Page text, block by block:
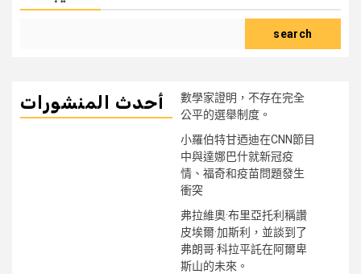
search
أحدث المنشورات
數學家證明，不存在完全
公平的選舉制度。
小羅伯特甘迺迪在CNN節目
中與達娜巴什就新冠疫
情、福奇和疫苗問題發生
衝突
弗拉維奧·布里亞托利稱讚
皮埃爾·加斯利，並談到了
弗朗哥·科拉平託在阿爾卑
斯山的未來。